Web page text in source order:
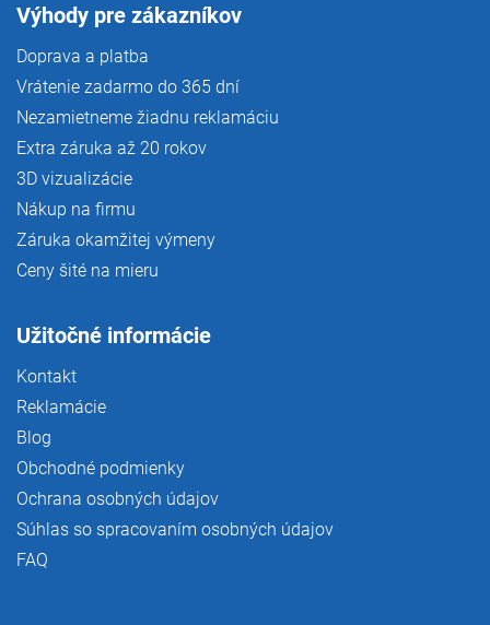
Výhody pre zákazníkov
Doprava a platba
Vrátenie zadarmo do 365 dní
Nezamietneme žiadnu reklamáciu
Extra záruka až 20 rokov
3D vizualizácie
Nákup na firmu
Záruka okamžitej výmeny
Ceny šité na mieru
Užitočné informácie
Kontakt
Reklamácie
Blog
Obchodné podmienky
Ochrana osobných údajov
Súhlas so spracovaním osobných údajov
FAQ